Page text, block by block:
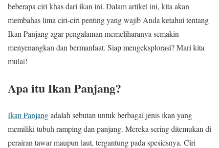
beberapa ciri khas dari ikan ini. Dalam artikel ini, kita akan
membahas lima ciri-ciri penting yang wajib Anda ketahui tentang
Ikan Panjang agar pengalaman memeliharanya semakin
menyenangkan dan bermanfaat. Siap mengeksplorasi? Mari kita
mulai!
Apa itu Ikan Panjang?
Ikan Panjangadalah sebutan untuk berbagai jenis ikan yang
memiliki tubuh ramping dan panjang. Mereka sering ditemukan di
perairan tawar maupun laut, tergantung pada spesiesnya. Ciri